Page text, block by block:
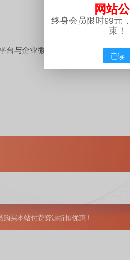
台与企业微信。
购买本站付费资源折扣优惠！
网站
终身会员限时99元
束！
已读